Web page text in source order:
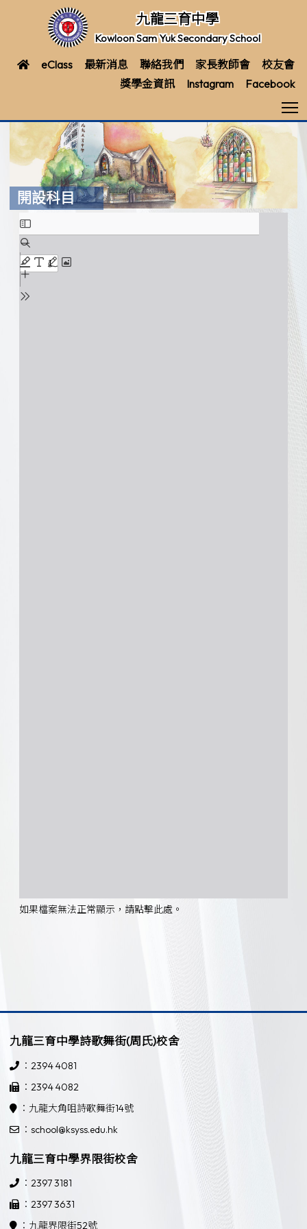
九龍三育中學
Kowloon Sam Yuk Secondary School
eClass 最新消息 聯絡我們 家長教師會
校友會
獎學金資訊
Instagram Facebook
開設科目
如果檔案無法正常顯示，請點擊此處。
九龍三育中學詩歌舞街(周氏)校舍
：2394 4081
：2394 4082
：九龍大角咀詩歌舞街14號
：school@ksyss.edu.hk
九龍三育中學界限街校舍
：2397 3181
：2397 3631
：九龍界限街52號